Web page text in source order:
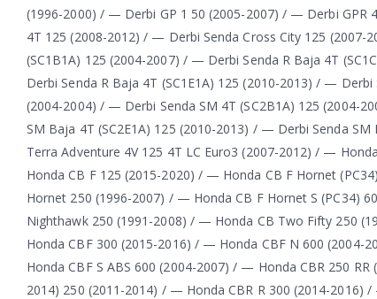
(1996-2000) / — Derbi GP 1 50 (2005-2007) / — Derbi
4T 125 (2008-2012) / — Derbi Senda Cross City 125
(SC1B1A) 125 (2004-2007) / — Derbi Senda R Baja 4T
Derbi Senda R Baja 4T (SC1E1A) 125 (2010-2013) / —
(2004-2004) / — Derbi Senda SM 4T (SC2B1A) 125 (2004-
SM Baja 4T (SC2E1A) 125 (2010-2013) / — Derbi Senda
Terra Adventure 4V 125 4T LC Euro3 (2007-2012) / —
Honda CB F 125 (2015-2020) / — Honda CB F Hornet
Hornet 250 (1996-2007) / — Honda CB F Hornet S (PC34)
Nighthawk 250 (1991-2008) / — Honda CB Two Fifty 250
Honda CBF 300 (2015-2016) / — Honda CBF N 600
Honda CBF S ABS 600 (2004-2007) / — Honda CBR 250
2014) 250 (2011-2014) / — Honda CBR R 300 (2014-